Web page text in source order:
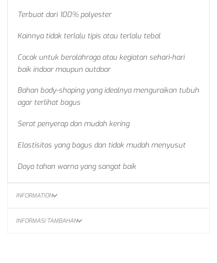
Terbuat dari 100% polyester
Kainnya tidak terlalu tipis atau terlalu tebal
Cocok untuk berolahraga atau kegiatan sehari-hari
baik indoor maupun outdoor
Bahan body-shaping yang idealnya menguraikan tubuh
agar terlihat bagus
Serat penyerap dan mudah kering
Elastisitas yang bagus dan tidak mudah menyusut
Daya tahan warna yang sangat baik
INFORMATION
INFORMASI TAMBAHAN